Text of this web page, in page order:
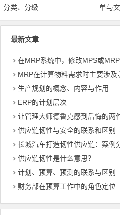
分类、分级
单与
最新文章
在MRP系统中，修改MPS或MRP的全重排法（
MRP在计算物料需求时主要涉及
生产规划的概念、内容与作用
ERP的计划层次
让管理大师德鲁克感到后悔的两
供应链韧性与安全的联系和区别
长城汽车打造韧性供应链：案例
供应链韧性是什么意思？
计划、预算、预测的联系与区别
财务部在预算工作中的角色定位